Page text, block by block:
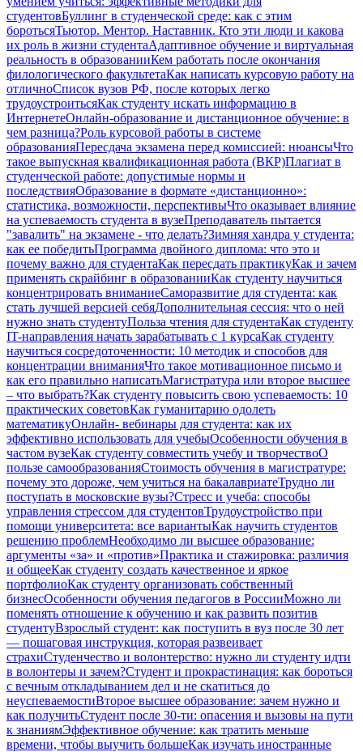
студентовБуллинг в студенческой среде: как с этим
боротьсяТьютор. Ментор. Наставник. Кто эти люди и какова
их роль в жизни студентаАдаптивное обучение и виртуальная
реальность в образованииКем работать после окончания
филологического факультетаКак написать курсовую работу на
отличноСписок вузов РФ, после которых легко
трудоустроитьсяКак студенту искать информацию в
ИнтернетеОнлайн-образование и дистанционное обучение: в
чем разница?Роль курсовой работы в системе
образованияПересдача экзамена перед комиссией: нюансыЧто
такое выпускная квалификационная работа (ВКР)Плагиат в
студенческой работе: допустимые нормы и
последствияОбразование в формате «дистанционно»:
статистика, возможности, перспективыЧто оказывает влияние
на успеваемость студента в вузеПреподаватель пытается
"завалить" на экзамене - что делать?Зимняя хандра у студента:
как ее победитьПрограмма двойного диплома: что это и
почему важно для студентаКак пересдать практикуКак и зачем
применять скрайбинг в образованииКак студенту научиться
концентрировать вниманиеСаморазвитие для студента: как
стать лучшей версией себяДополнительная сессия: что о ней
нужно знать студентуПольза чтения для студентаКак студенту
IT-направления начать зарабатывать с 1 курсаКак студенту
научиться сосредоточенности: 10 методик и способов для
концентрации вниманияЧто такое мотивационное письмо и
как его правильно написатьМагистратура или второе высшее
– что выбрать?Как студенту повысить свою успеваемость: 10
практических советовКак гуманитарию одолеть
математикуОнлайн- вебинары для студента: как их
эффективно использовать для учебыОсобенности обучения в
частом вузеКак студенту совместить учебу и творчествоО
пользе самообразованияСтоимость обучения в магистратуре:
почему это дороже, чем учиться на бакалавриатеТрудно ли
поступать в московские вузы?Стресс и учеба: способы
управления стрессом для студентовТрудоустройство при
помощи университета: все вариантыКак научить студентов
решению проблемНеобходимо ли высшее образование:
аргументы «за» и «против»Практика и стажировка: различия
и общееКак студенту создать качественное и яркое
портфолиоКак студенту организовать собственный
бизнесОсобенности обучения педагогов в РоссииМожно ли
поменять отношение к обучению и как развить позитив
студентуВзрослый студент: как поступить в вуз после 30 лет
— пошаговая инструкция, которая развеивает
страхиСтуденчество и волонтерство: нужно ли cтуденту идти
в волонтеры и зачем?Студент и прокрастинация: как бороться
с вечным откладыванием дел и не скатиться до
неуспеваемостиВторое высшее образование: зачем нужно и
как получитьСтудент после 30-ти: опасения и вызовы на пути
к знаниямЭффективное обучение: как тратить меньше
времени, чтобы выучить большеКак изучать иностранные